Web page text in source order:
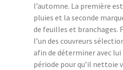
l’automne. La première
pluies et la seconde
de feuilles et branchages.
l’un des couvreurs
afin de déterminer avec
période pour qu’il nettoie